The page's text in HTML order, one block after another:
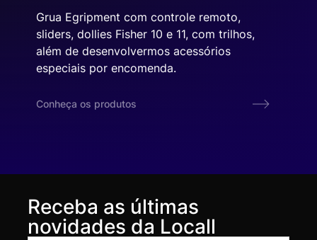
Grua Egripment com controle remoto,
sliders, dollies Fisher 10 e 11, com trilhos,
além de desenvolvermos acessórios
especiais por encomenda.
Conheça os produtos
Receba as últimas
novidades da Locall